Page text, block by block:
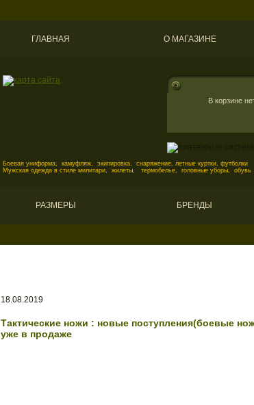
ГЛАВНАЯ О МАГАЗИНЕ
В корзине
Боевая униформа, камуфляж, экипировка, снаряжение, летные куртки, футболки
Мужская одежда в стиле милитари, жилеты, термобелье, головные уборы, обувь
РАЗМЕРЫ БРЕНДЫ
18.08.2019
Тактические ножи : новые поступления(боевые
уже в продаже